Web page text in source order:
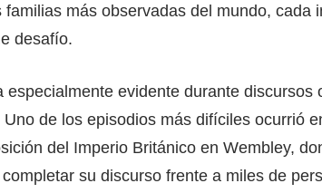
más observadas del mundo, cada
desafío.
especialmente evidente durante discursos
de los episodios más difíciles ocurrió
del Imperio Británico en Wembley,
su discurso frente a miles de